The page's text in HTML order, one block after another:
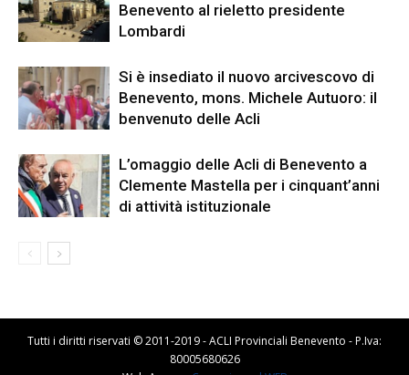
Benevento al rieletto presidente
Lombardi
Si è insediato il nuovo arcivescovo di
Benevento, mons. Michele Autuoro: il
benvenuto delle Acli
L’omaggio delle Acli di Benevento a
Clemente Mastella per i cinquant’anni
di attività istituzionale
Tutti i diritti riservati © 2011-2019 - ACLI Provinciali Benevento - P.Iva:
80005680626